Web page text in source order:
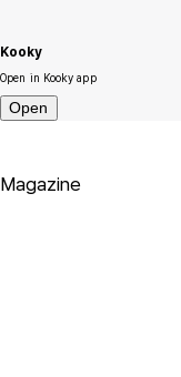
Kooky
Open in Kooky app
Open
Magazine